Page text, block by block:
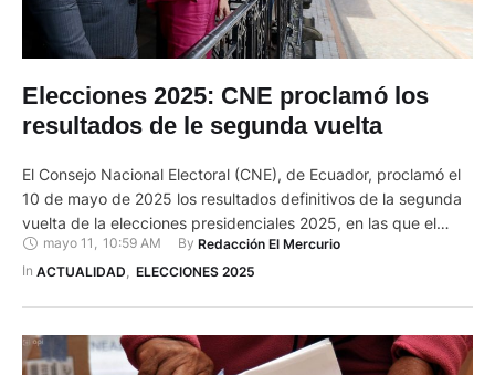
resultados de le segunda vuelta
10 de mayo de 2025 los resultados definitivos de la segunda
vuelta de la elecciones presidenciales 2025, en las que el
presidente Daniel Noboa logró la reelección. Tras proclamar
los resultados definitivos, el CNE adjudicó las dignidades del
Binomio Presidencial a Daniel Noboa Azin y María …
mayo 11 , 10:59 AM By Redacción El Mercurio
In ACTUALIDAD ELECCIONES 2025